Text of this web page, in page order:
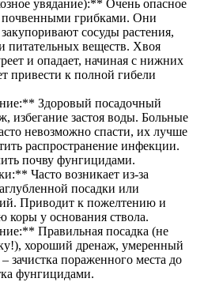
увядание):** Очень опасное
почвенными грибками. Они
сосуды растения,
питательных веществ. Хвоя
и опадает, начиная с нижних
привести к полной гибели
Здоровый посадочный
избегание застоя воды. Больные
невозможно спасти, их лучше
распространение инфекции.
почву фунгицидами.
Часто возникает из-за
посадки или
Приводит к пожелтению и
у основания ствола.
Правильная посадка (не
хороший дренаж, умеренный
пораженного места до
фунгицидами.